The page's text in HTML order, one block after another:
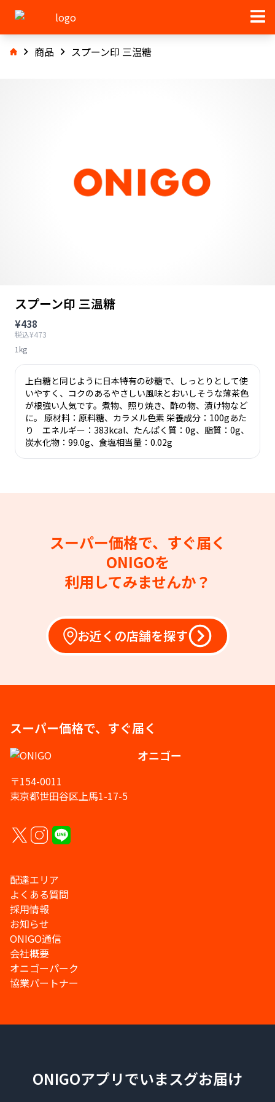
商品 スプーン印 三温糖
スプーン印 三温糖
¥438
税込¥473
1kg
上白糖と同じように日本特有の砂糖で、しっとりとして使
いやすく、コクのあるやさしい風味とおいしそうな薄茶色
が根強い人気です。煮物、照り焼き、酢の物、漬け物など
に。 原材料：原料糖、カラメル色素 栄養成分：100gあた
り エネルギー：383kcal、たんぱく質：0g、脂質：0g、
炭水化物：99.0g、食塩相当量：0.02g
スーパー価格で、すぐ届く
ONIGOを
利用してみませんか？
お近くの店舗を探す
スーパー価格で、すぐ届く
オニゴー
〒154-0011
東京都世田谷区上馬1-17-5
配達エリア
よくある質問
採用情報
お知らせ
ONIGO通信
会社概要
オニゴーパーク
協業パートナー
ONIGOアプリでいまスグお届け